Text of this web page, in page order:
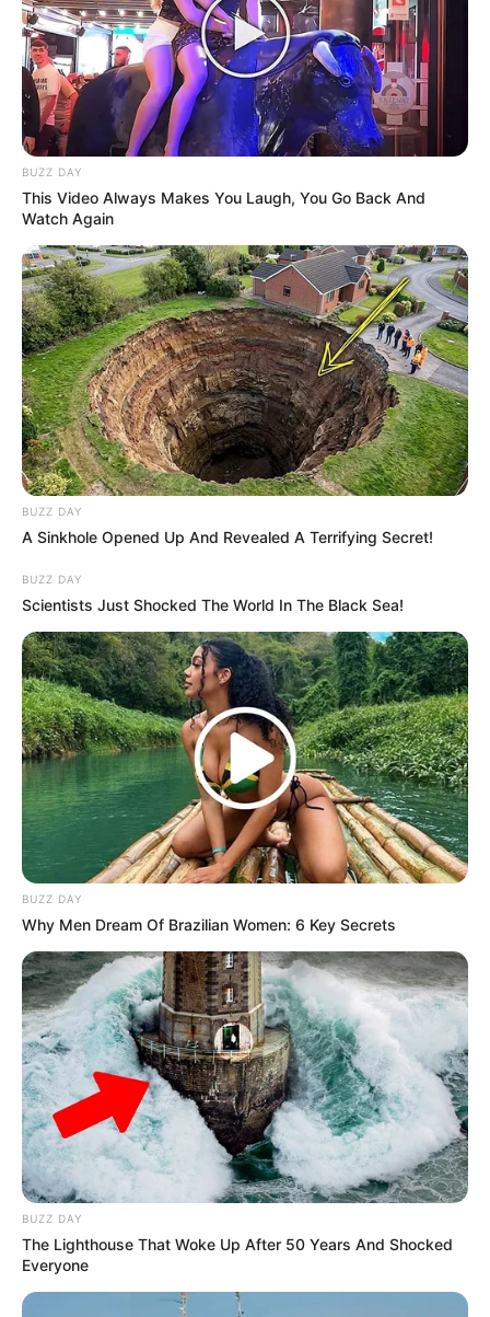
BUZZ DAY
This Video Always Makes You Laugh, You Go Back And
Watch Again
BUZZ DAY
A Sinkhole Opened Up And Revealed A Terrifying Secret!
BUZZ DAY
Scientists Just Shocked The World In The Black Sea!
BUZZ DAY
Why Men Dream Of Brazilian Women: 6 Key Secrets
BUZZ DAY
The Lighthouse That Woke Up After 50 Years And Shocked
Everyone